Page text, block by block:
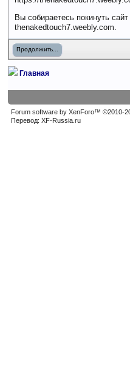
Вы собираетесь покинуть
thenakedtouch7.weebly.com.
Продолжить...
Главная
Forum software by XenForo™©2010-
Перевод:XF-Russia.ru